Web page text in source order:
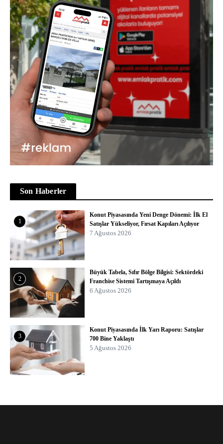
Son Haberler
1
Konut Piyasasında Yeni Denge Dönemi: İlk El
Satışlar Yükseliyor, Fırsat Kapıları Açılıyor
7 Ağustos 2026
2
Büyük Tabela, Sıfır Bölge Bilgisi: Sektördeki
Franchise Sistemi Tartışmaya Açıldı
6 Ağustos 2026
3
Konut Piyasasında İlk Yarı Raporu: Satışlar
700 Bine Yaklaştı
5 Ağustos 2026